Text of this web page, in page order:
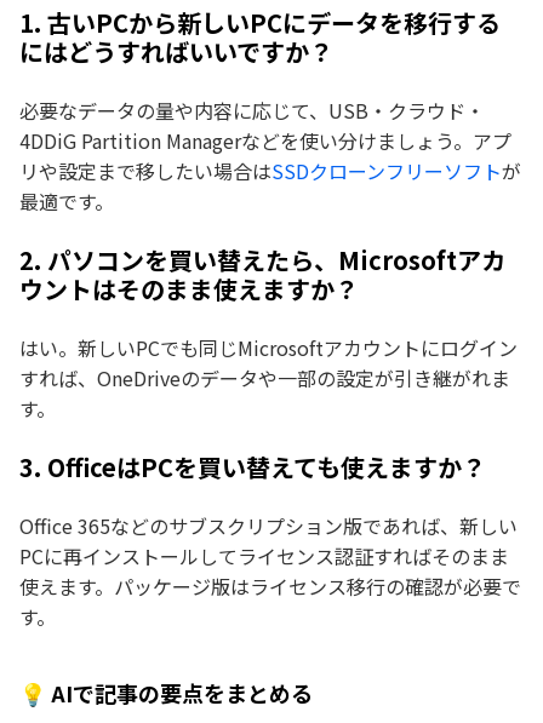
1. 古いPCから新しいPCにデータを移行する
にはどうすればいいですか？
必要なデータの量や内容に応じて、USB・クラウド・
4DDiG Partition Managerなどを使い分けましょう。アプ
リや設定まで移したい場合はSSDクローンフリーソフトが
最適です。
2. パソコンを買い替えたら、Microsoftアカ
ウントはそのまま使えますか？
はい。新しいPCでも同じMicrosoftアカウントにログイン
すれば、OneDriveのデータや一部の設定が引き継がれま
す。
3. OfficeはPCを買い替えても使えますか？
Office 365などのサブスクリプション版であれば、新しい
PCに再インストールしてライセンス認証すればそのまま
使えます。パッケージ版はライセンス移行の確認が必要で
す。
💡 AIで記事の要点をまとめる